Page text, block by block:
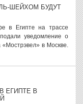
ШЕЙХОМ БУДУТ
в Египте на трассе
уведомление о
в Москве.
ЕГИПТЕ В